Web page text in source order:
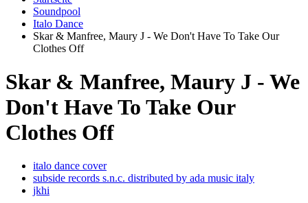
Soundpool
Italo Dance
Skar & Manfree, Maury J - We Don't Have To Take Our
Clothes Off
Skar & Manfree, Maury J - We
Don't Have To Take Our
Clothes Off
italo dance cover
subside records s.n.c. distributed by ada music italy
jkhi